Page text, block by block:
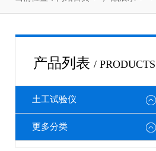
产品列表 / PRODUCTS
土工试验仪
更多分类